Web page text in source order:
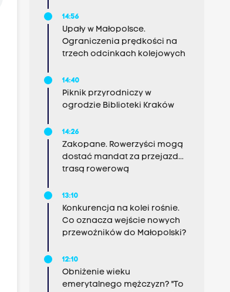
14:56
Upały w Małopolsce.
Ograniczenia prędkości na
trzech odcinkach kolejowych
14:40
Piknik przyrodniczy w
ogrodzie Biblioteki Kraków
14:26
Zakopane. Rowerzyści mogą
dostać mandat za przejazd...
trasą rowerową
13:10
Konkurencja na kolei rośnie.
Co oznacza wejście nowych
przewoźników do Małopolski?
12:10
Obniżenie wieku
emerytalnego mężczyzn? "To